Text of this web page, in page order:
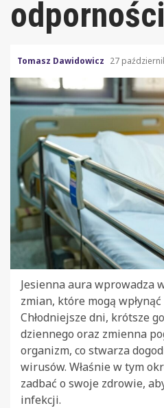
Tomasz Dawidowicz 27
Jesienna aura wprowadza
zmian, które mogą
Chłodniejsze dni, krótsze
dziennego oraz zmienna
organizm, co stwarza
wirusów. Właśnie w tym
zadbać o swoje zdrowie,
infekcji.